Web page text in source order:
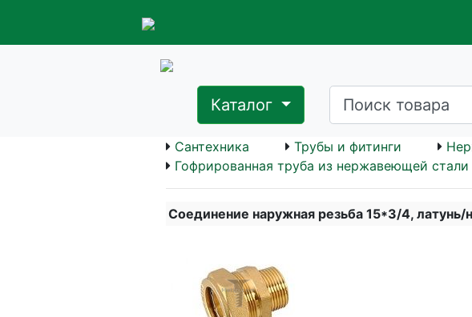
Каталог
Сантехника Трубы и фитинги
Гофрированная труба из нержавеющей стали
Соединение наружная резьба 15*3/4,